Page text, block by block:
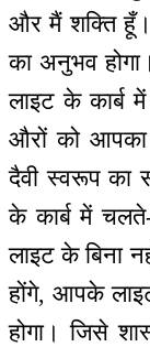
और मैं शक्ति
का अनुभव
लाइट के कार्ब
औरों को आपका
दैवी स्वरूप का
के कार्ब में चलते-
लाइट के बिना
होंगे, आपके
होगा। जिसे